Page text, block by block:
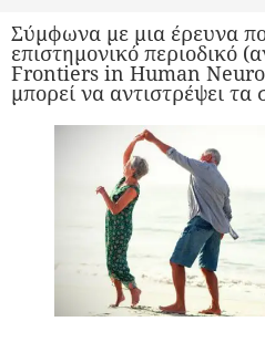
Σύμφωνα με μια έρευνα
επιστημονικό περιοδικό
Frontiers in Human
μπορεί να αντιστρέψει